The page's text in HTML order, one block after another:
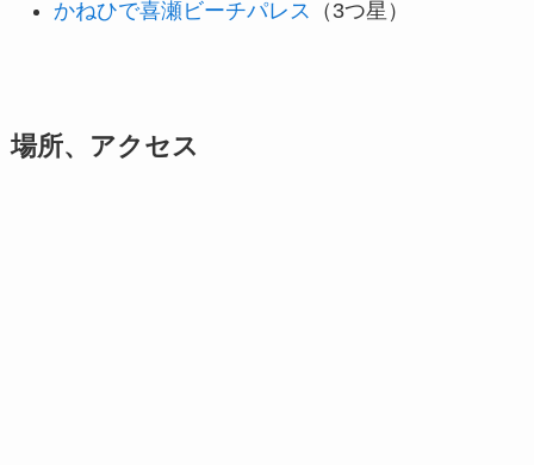
かねひで喜瀬ビーチパレス （3つ星）
場所、アクセス